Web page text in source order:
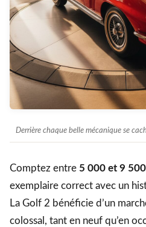
Derrière chaque belle mécanique se
Comptez entre 5 000 et 9
exemplaire correct avec un
La Golf 2 bénéficie d’un
colossal, tant en neuf qu’en